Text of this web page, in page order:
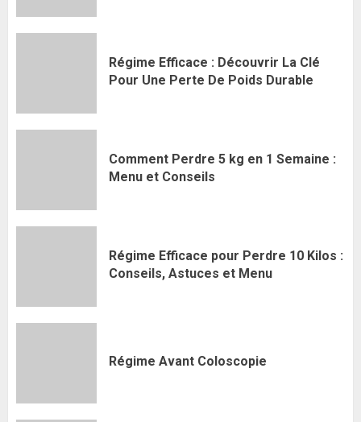
Régime Efficace : Découvrir La Clé
Pour Une Perte De Poids Durable
Comment Perdre 5 kg en 1 Semaine :
Menu et Conseils
Régime Efficace pour Perdre 10 Kilos :
Conseils, Astuces et Menu
Régime Avant Coloscopie